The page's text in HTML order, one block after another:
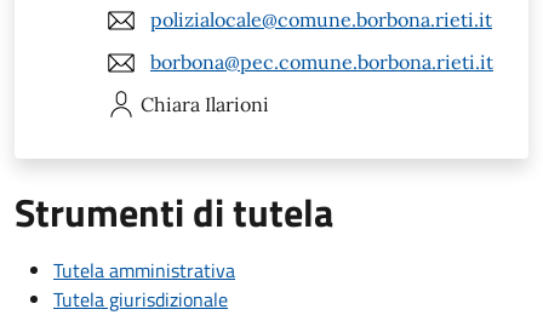
polizialocale@comune.borbona.rieti.it
borbona@pec.comune.borbona.rieti.it
Chiara Ilarioni
Strumenti di tutela
Tutela amministrativa
Tutela giurisdizionale